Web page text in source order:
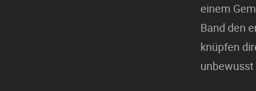
einem
Band den
knüpfen
unbewusst